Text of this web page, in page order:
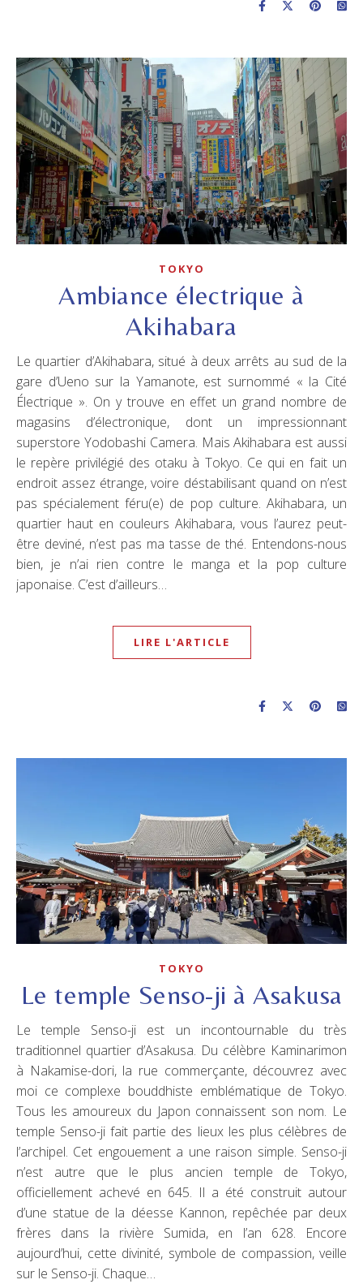
TOKYO
Ambiance électrique à
Akihabara
Le quartier d’Akihabara, situé à deux arrêts au sud de la
gare d’Ueno sur la Yamanote, est surnommé « la Cité
Électrique ». On y trouve en effet un grand nombre de
magasins d’électronique, dont un impressionnant
superstore Yodobashi Camera. Mais Akihabara est aussi
le repère privilégié des otaku à Tokyo. Ce qui en fait un
endroit assez étrange, voire déstabilisant quand on n’est
pas spécialement féru(e) de pop culture. Akihabara, un
quartier haut en couleurs Akihabara, vous l’aurez peut-
être deviné, n’est pas ma tasse de thé. Entendons-nous
bien, je n’ai rien contre le manga et la pop culture
japonaise. C’est d’ailleurs…
LIRE L'ARTICLE
TOKYO
Le temple Senso-ji à Asakusa
Le temple Senso-ji est un incontournable du très
traditionnel quartier d’Asakusa. Du célèbre Kaminarimon
à Nakamise-dori, la rue commerçante, découvrez avec
moi ce complexe bouddhiste emblématique de Tokyo.
Tous les amoureux du Japon connaissent son nom. Le
temple Senso-ji fait partie des lieux les plus célèbres de
l’archipel. Cet engouement a une raison simple. Senso-ji
n’est autre que le plus ancien temple de Tokyo,
officiellement achevé en 645. Il a été construit autour
d’une statue de la déesse Kannon, repêchée par deux
frères dans la rivière Sumida, en l’an 628. Encore
aujourd’hui, cette divinité, symbole de compassion, veille
sur le Senso-ji. Chaque…